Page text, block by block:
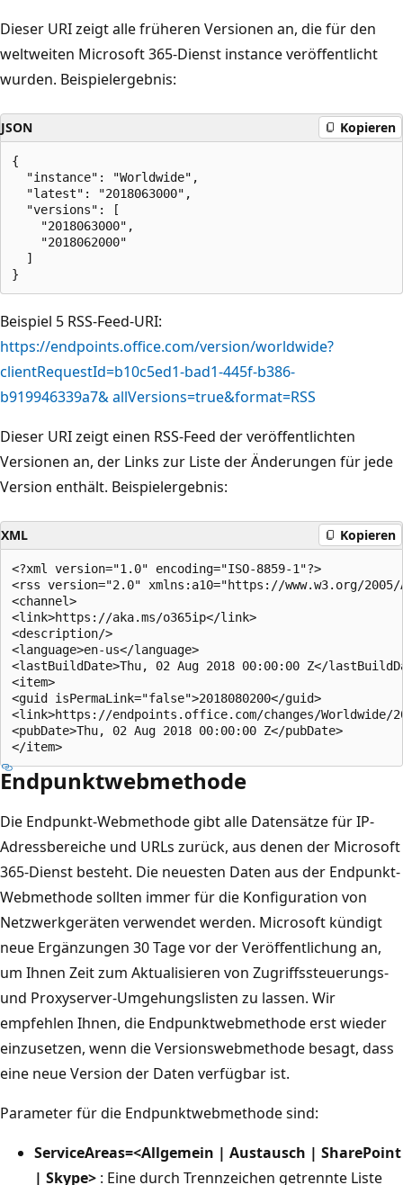
Dieser URI zeigt alle früheren Versionen an, die für den
weltweiten Microsoft 365-Dienst instance veröffentlicht
wurden. Beispielergebnis:
JSON Kopieren
{
  "instance": "Worldwide",
  "latest": "2018063000",
  "versions": [
    "2018063000",
    "2018062000"
  ]
Beispiel 5 RSS-Feed-URI:
https://endpoints.office.com/version/worldwide?
clientRequestId=b10c5ed1-bad1-445f-b386-
b919946339a7& allVersions=true&format=RSS
Dieser URI zeigt einen RSS-Feed der veröffentlichten
Versionen an, der Links zur Liste der Änderungen für jede
Version enthält. Beispielergebnis:
XML Kopieren
<?xml version="1.0" encoding="ISO-8859-1"?>
<rss version="2.0" xmlns:a10="https://www.w3.org/2005/
<channel>
<link>https://aka.ms/o365ip</link>
<description/>
<language>en-us</language>
<lastBuildDate>Thu, 02 Aug 2018 00:00:00 Z</
<item>
<guid isPermaLink="false">2018080200</guid>
<link>https://endpoints.office.com/changes/Worldwide/
<pubDate>Thu, 02 Aug 2018 00:00:00 Z</pubDate>
Endpunktwebmethode
Die Endpunkt-Webmethode gibt alle Datensätze für IP-
Adressbereiche und URLs zurück, aus denen der Microsoft
365-Dienst besteht. Die neuesten Daten aus der Endpunkt-
Webmethode sollten immer für die Konfiguration von
Netzwerkgeräten verwendet werden. Microsoft kündigt
neue Ergänzungen 30 Tage vor der Veröffentlichung an,
um Ihnen Zeit zum Aktualisieren von Zugriffssteuerungs-
und Proxyserver-Umgehungslisten zu lassen. Wir
empfehlen Ihnen, die Endpunktwebmethode erst wieder
einzusetzen, wenn die Versionswebmethode besagt, dass
eine neue Version der Daten verfügbar ist.
Parameter für die Endpunktwebmethode sind:
ServiceAreas=<Allgemein | Austausch | SharePoint
| Skype> : Eine durch Trennzeichen getrennte Liste